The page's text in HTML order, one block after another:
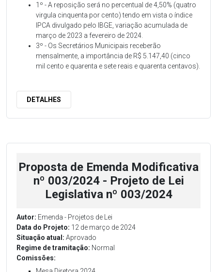
1º - A reposição será no percentual de 4,50% (quatro
virgula cinquenta por cento) tendo em vista o índice
IPCA divulgado pelo IBGE, variação acumulada de
março de 2023 a fevereiro de 2024.
3º - Os Secretários Municipais receberão
mensalmente, a importância de R$ 5.147,40 (cinco
mil cento e quarenta e sete reais e quarenta centavos).
DETALHES
Proposta de Emenda Modificativa
nº 003/2024 - Projeto de Lei
Legislativa nº 003/2024
Autor: Emenda - Projetos de Lei
Data do Projeto: 12 de março de 2024
Situação atual: Aprovado
Regime de tramitação: Normal
Comissões: